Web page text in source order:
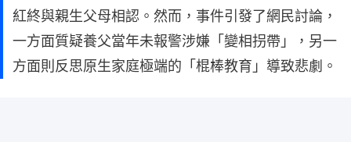
紅終與親生父母相認。然而，事件引發了網民討論，
一方面質疑養父當年未報警涉嫌「變相拐帶」，另一
方面則反思原生家庭極端的「棍棒教育」導致悲劇。